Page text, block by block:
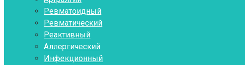
Ревматоидный
Ревматический
Реактивный
Аллергический
Инфекционный